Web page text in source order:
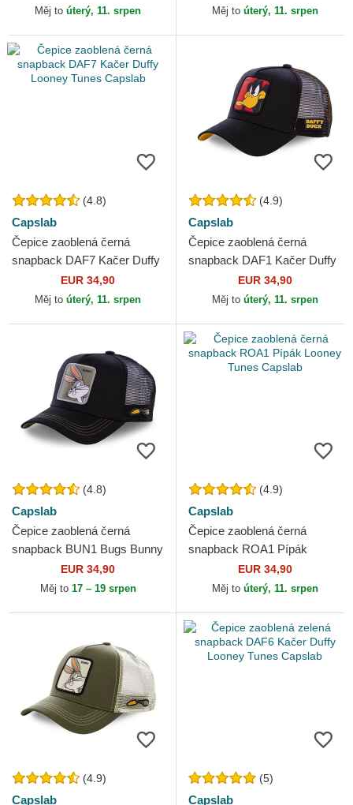
Měj to úterý, 11. srpen
CapslabMěj to úterý, 11. srpen
(4.8)
Capslab
Čepice zaoblená černá
snapback DAF7 Kačer Duffy
Looney Tunes Capslab
EUR 34,90
Měj to úterý, 11. srpen
(4.9)
Capslab
Čepice zaoblená černá
snapback DAF1 Kačer Duffy
Looney Tunes Capslab
EUR 34,90
Měj to úterý, 11. srpen
(4.8)
Capslab
Čepice zaoblená černá
snapback BUN1 Bugs Bunny
Looney Tunes Capslab
EUR 34,90
Měj to 17 – 19 srpen
(4.9)
Capslab
Čepice zaoblená černá
snapback ROA1 Pípák
Looney Tunes Capslab
EUR 34,90
Měj to úterý, 11. srpen
(4.9)
Capslab
(5)
Capslab